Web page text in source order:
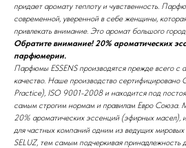
придает аромату теплоту и чувственность.
современной, уверенной в себе женщины,
привлекать внимание. Это аромат большого
Обратите внимание! 20% ароматических
парфюмерии.
Парфюмы ESSENS производятся прежде всего с
качество. Наше производство
Practice), ISO 9001-2008 и находится под
самым строгим нормам и правилам Евро Союза.
20% ароматических эссенций (эфирных масел),
для частных компаний одним из ведущих
SELUZ, тем самым подчеркивая принадлежность